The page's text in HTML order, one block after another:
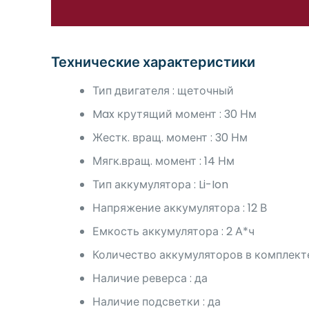
Технические характеристики
Тип двигателя : щеточный
Max крутящий момент : 30 Нм
Жестк. вращ. момент : 30 Нм
Мягк.вращ. момент : 14 Нм
Тип аккумулятора : Li-Ion
Напряжение аккумулятора : 12 В
Емкость аккумулятора : 2 А*ч
Количество аккумуляторов в
Наличие реверса : да
Наличие подсветки : да